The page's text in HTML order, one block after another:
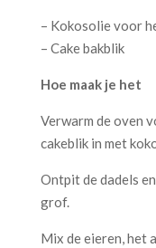
– Kokosolie voor
– Cake bakblik
Hoe maak je het
Verwarm de oven
cakeblik in met
Ontpit de dadels
grof.
Mix de eieren, het